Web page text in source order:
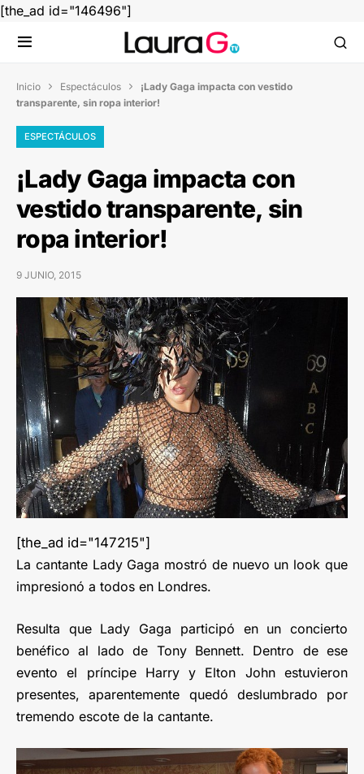
[the_ad id="146496"]
Inicio  Espectáculos  ¡Lady Gaga impacta con vestido
transparente, sin ropa interior!
ESPECTÁCULOS
¡Lady Gaga impacta con
vestido transparente, sin
ropa interior!
9 JUNIO, 2015
[the_ad id="147215"]
La cantante Lady Gaga mostró de nuevo un look que
impresionó a todos en Londres.
Resulta que Lady Gaga participó en un concierto
benéfico al lado de Tony Bennett. Dentro de ese
evento el príncipe Harry y Elton John estuvieron
presentes, aparentemente quedó deslumbrado por
tremendo escote de la cantante.